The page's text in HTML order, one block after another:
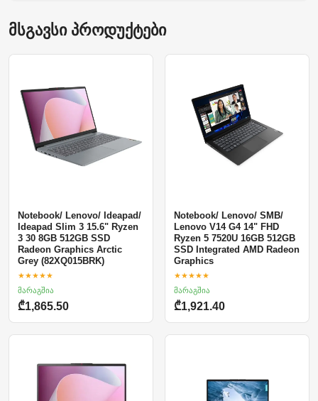
მსგავსი პროდუქტები
Notebook/ Lenovo/ Ideapad/
Ideapad Slim 3 15.6" Ryzen
3 30 8GB 512GB SSD
Radeon Graphics Arctic
Grey (82XQ015BRK)
★★★★★
მარაგშია
₾1,865.50
Notebook/ Lenovo/ SMB/
Lenovo V14 G4 14" FHD
Ryzen 5 7520U 16GB 512GB
SSD Integrated AMD Radeon
Graphics
★★★★★
მარაგშია
₾1,921.40